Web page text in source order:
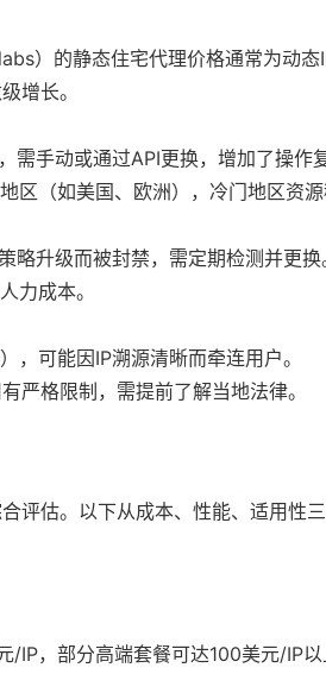
）的静态住宅代理价格通常为动态
增长。
需手动或通过API更换，增加了操作
区（如美国、欧洲），冷门地区资源
略升级而被封禁，需定期检测并更换
力成本。
，可能因IP溯源清晰而牵连用户。
严格限制，需提前了解当地法律。
评估。以下从成本、性能、适用性三
IP，部分高端套餐可达100美元/IP以